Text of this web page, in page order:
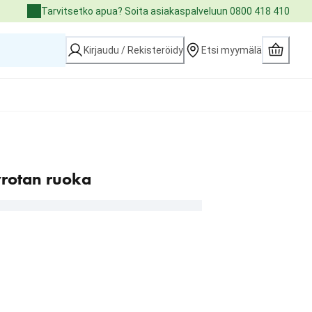
Tarvitsetko apua? Soita asiakaspalveluun 0800 418 410
Kirjaudu / Rekisteröidy Etsi myymälä
ruoka